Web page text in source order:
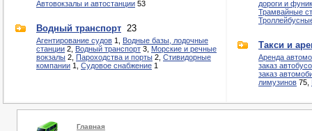
Автовокзалы и автостанции 53
Водный транспорт 23
Агентирование судов 1, Водные базы, лодочные
станции 2, Водный транспорт 3, Морские и речные
вокзалы 2, Пароходства и порты 2, Стивидорные
компании 1, Судовое снабжение 1
дороги и
Трамвайные
Такси и
Аренда
заказ
заказ
лимузинов 75,
Главная